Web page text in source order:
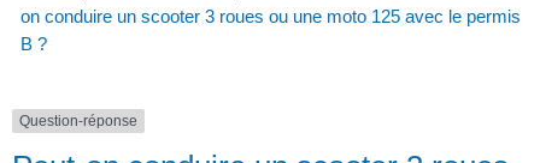
on conduire un scooter 3 roues ou une moto 125 avec le permis
B ?
Question-réponse